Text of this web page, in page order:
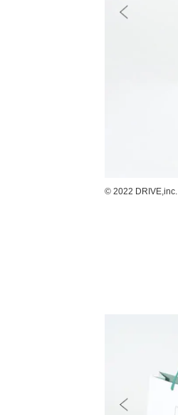
© 2022 DRIVE,inc.